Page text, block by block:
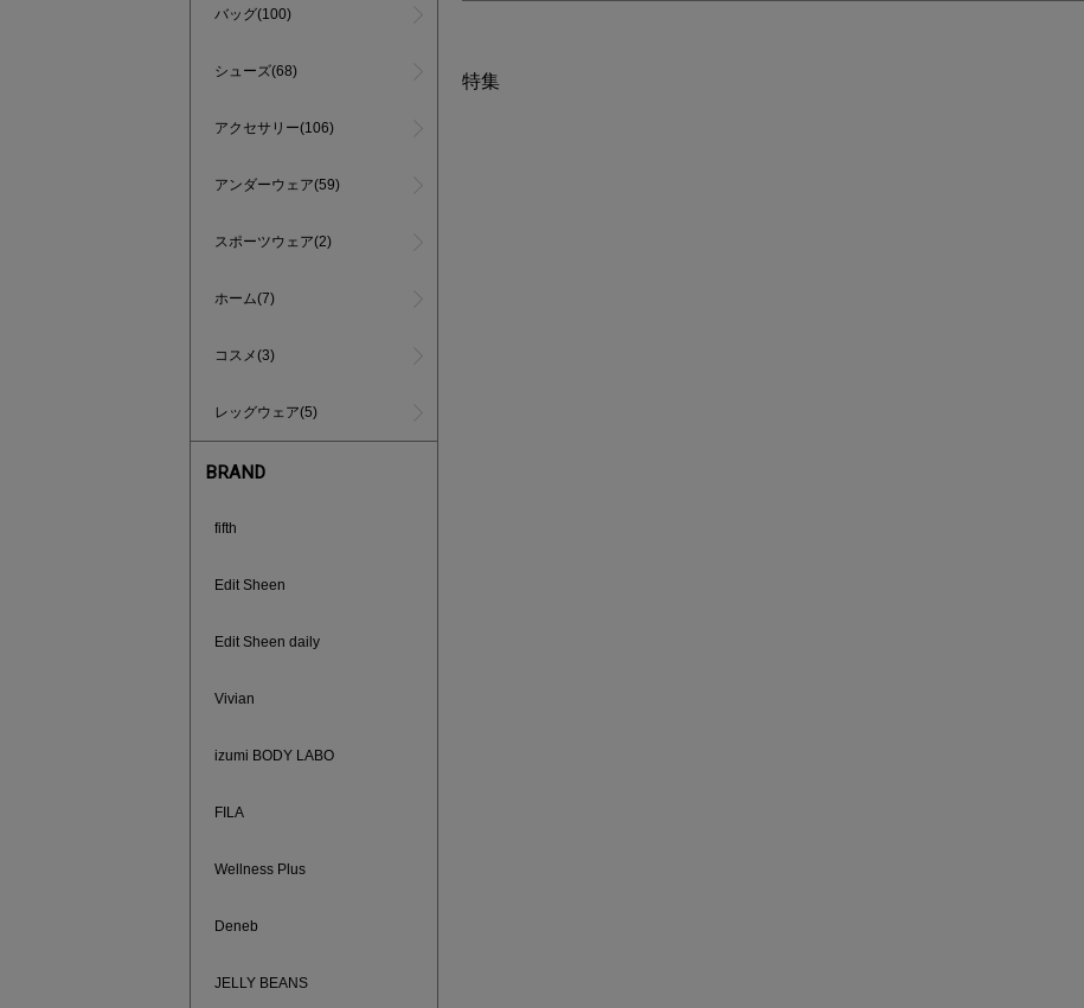
バッグ(100)
シューズ(68)
アクセサリー(106)
アンダーウェア(59)
スポーツウェア(2)
ホーム(7)
コスメ(3)
レッグウェア(5)
BRAND
fifth
Edit Sheen
Edit Sheen daily
Vivian
izumi BODY LABO
FILA
Wellness Plus
Deneb
JELLY BEANS
特集